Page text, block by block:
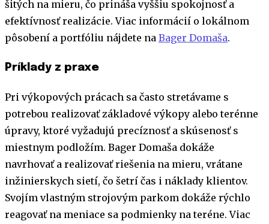
šitých na mieru, čo prináša vyššiu spokojnosť a
efektívnosť realizácie. Viac informácií o lokálnom
pôsobení a portfóliu nájdete na Bager Domaša.
Príklady z praxe
Pri výkopových prácach sa často stretávame s
potrebou realizovať základové výkopy alebo terénne
úpravy, ktoré vyžadujú precíznosť a skúsenosť s
miestnym podložím. Bager Domaša dokáže
navrhovať a realizovať riešenia na mieru, vrátane
inžinierskych sietí, čo šetrí čas i náklady klientov.
Svojím vlastným strojovým parkom dokáže rýchlo
reagovať na meniace sa podmienky na teréne. Viac